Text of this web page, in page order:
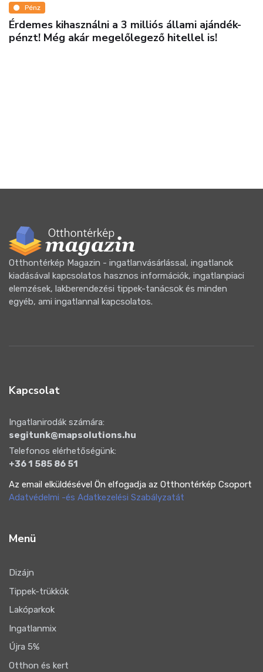
Pénz
Érdemes kihasználni a 3 milliós állami ajándék-
pénzt! Még akár megelőlegező hitellel is!
Otthontérkép Magazin - ingatlanvásárlással, ingatlanok
kiadásával kapcsolatos hasznos információk, ingatlanpiaci
elemzések, lakberendezési tippek-tanácsok és minden
egyéb, ami ingatlannal kapcsolatos.
Kapcsolat
Ingatlanirodák számára:
segitunk@mapsolutions.hu
Telefonos elérhetőségünk:
+36 1 585 86 51
Az email elküldésével Ön elfogadja az Otthontérkép Csoport
Adatvédelmi -és Adatkezelési Szabályzatát
Menü
Dizájn
Tippek-trükkök
Lakóparkok
Ingatlanmix
Újra 5%
Otthon és kert